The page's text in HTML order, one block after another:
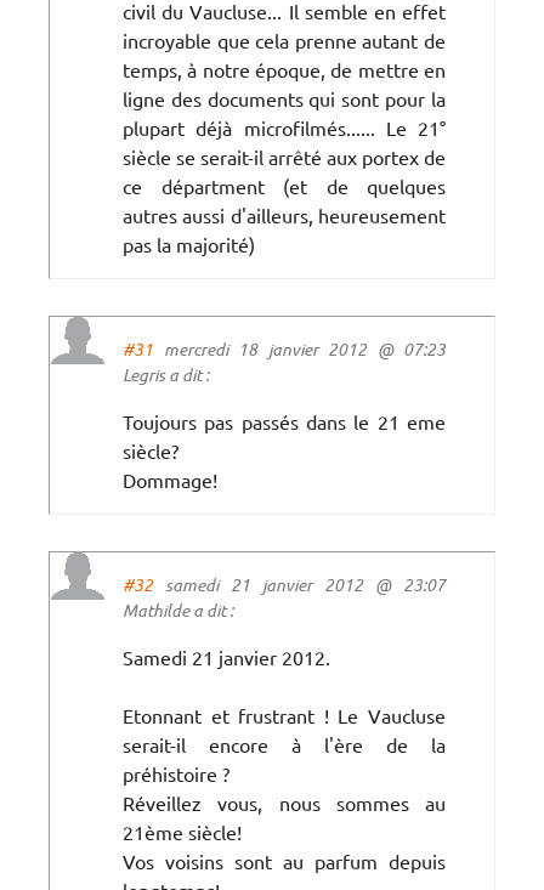
civil du Vaucluse... Il semble en effet
incroyable que cela prenne autant de
temps, à notre époque, de mettre en
ligne des documents qui sont pour la
plupart déjà microfilmés...... Le 21°
siècle se serait-il arrêté aux portex de
ce départment (et de quelques
autres aussi d'ailleurs, heureusement
pas la majorité)
#31 mercredi 18 janvier 2012 @ 07:23
Legris a dit :
Toujours pas passés dans le 21 eme
siècle?
Dommage!
#32samedi 21 janvier 2012 @ 23:07
Mathilde a dit :
Samedi 21 janvier 2012.
Etonnant et frustrant ! Le Vaucluse
serait-il encore à l'ère de la
préhistoire ?
Réveillez vous, nous sommes au
21ème siècle!
Vos voisins sont au parfum depuis